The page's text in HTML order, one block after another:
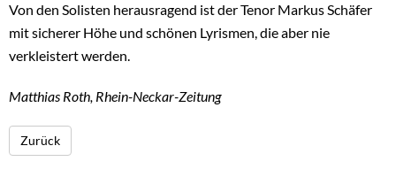
Von den Solisten herausragend ist der Tenor Markus Schäfer
mit sicherer Höhe und schönen Lyrismen, die aber nie
verkleistert werden.
Matthias Roth, Rhein-Neckar-Zeitung
Zurück